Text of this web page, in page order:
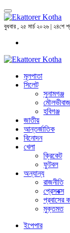
বুধবার , ২৫ মার্চ ২০২৬ | ২৪শে
মূলপাতা
সিলেট
সুনামগঞ্জ
হবিগঞ্জ
জাতীয়
আন্তর্জাতিক
বিনোদন
খেলা
ক্রিকেট
ফুটবল
অন্যান্য
রাজনীতি
প্রেসবক্স
প্রবাসের
মুক্তমত
ইপেপার